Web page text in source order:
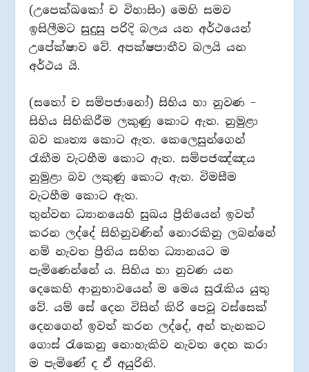
(උපෙක්ඛකෝ ච විහාසිං) මෙහි සමව
ඉසිලීමට සුදුසු පරිදි බලය යන අර්ථයෙන්
උපේක්ෂාව වේ. අපක්ෂපාතීව බලයි යන
අර්ථය යි.
(සතෝ ච සම්පජානෝ) සිහිය හා නුවණ –
සිහිය සිහිකිරීම ලකුණු කොට ඇත. නුමුළා
බව කෘත්‍ය කොට ඇත. කෙලෙසුන්ගෙන්
රැකීම වැටහීම කොට ඇත. සම්පජඤ්ඤය
නුමුළා බව ලකුණු කොට ඇත. විමසීම
වැටහීම කොට ඇත.
තුන්වන ධ්‍යානයෙහි සුඛය ප්‍රීතියෙන් ඉවත්
කරන ලද්දේ සිහිනුවණින් නොරකිනු ලබන්නේ
නම් නැවත ප්‍රීතිය සහිත ධ්‍යානයට ම
පැමිණෙන්නේ ය. සිහිය හා නුවණ යන
දෙකෙහි ආනුභාවයෙන් ම මෙය සුරැකිය යුතු
වේ. යම් සේ දෙන විසින් කිරි පෙවූ වස්සෙක්
දෙනගෙන් ඉවත් කරන ලද්දේ, අන් තැනකට
ගොස් රැකෙනු නොහැකිව නැවත දෙන කරා
ම පැමිණේ ද ඒ අයුරිනි.